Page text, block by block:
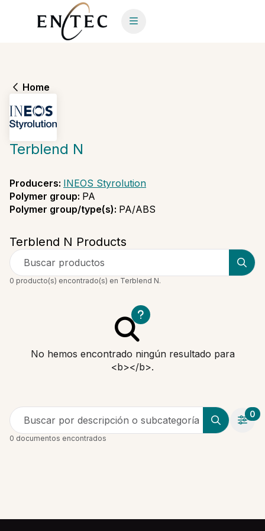
Home
Terblend N
Producers: INEOS Styrolution
Polymer group: PA
Polymer group/type(s): PA/ABS
Terblend N Products
Buscar productos
0 producto(s) encontrado(s) en Terblend N.
No hemos encontrado ningún resultado para
<b></b>.
Buscar por descripción o subcategoría
0
0 documentos encontrados